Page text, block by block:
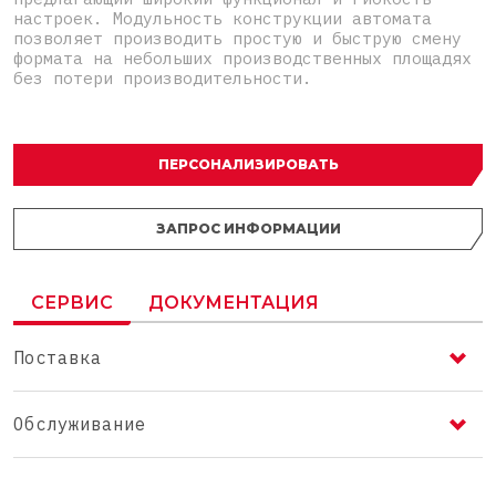
настроек. Модульность конструкции автомата
позволяет производить простую и быструю смену
формата на небольших производственных площадях
без потери производительности.
ПЕРСОНАЛИЗИРОВАТЬ
ЗАПРОС ИНФОРМАЦИИ
СЕРВИС ДОКУМЕНТАЦИЯ
Поставка
Обслуживание